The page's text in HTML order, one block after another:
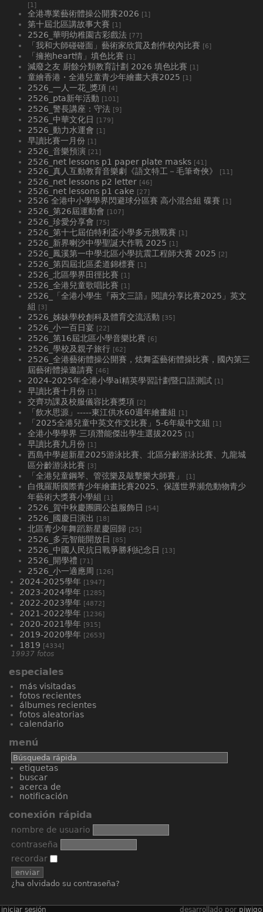
[1]
全港專業藝術體操公開賽2026 [1]
第十屆北區講故事大賽 [1]
2526_華明幼稚園古彩戲法 [77]
「我和大師碰碰面」藝術家欣賞及創作校內比賽 [6]
「擁抱heart情」填色比賽 [1]
減廢之友 廚餘分類教育計劃 2026 填色比賽 [1]
童繪香港・全港兒童青少年繪畫大賽2025 [1]
2526_一人一花_獎項 [4]
2526_pta新年活動 [101]
2526_警長講座：守法 [9]
2526_中華文化日 [179]
2526_動力水運會 [1]
早讀比賽一月份 [1]
2526_音樂預演 [21]
2526_net lessons p1 paper plate masks [41]
2526_真人互動教育音樂劇《語文特工－毛筆奇俠》 [11]
2526_net lessons p2 letter [46]
2526_net lessons p1 cake [27]
2526 全港中小學學界閃避球分區賽 高小混合組 碟賽 [1]
2526_第26屆運動會 [107]
2526_珍愛分享會 [75]
2526_第十七屆伯特利盃小學多元挑戰賽 [1]
2526_新界喇沙中學聖誕大作戰 2025 [1]
2526_鳳溪第一中學北區小學抗震工程師大賽 2025 [2]
2526_第四屆北區柔道錦標賽 [1]
2526_北區學界田徑比賽 [1]
2526_全港兒童歌唱比賽 [1]
2526_「全港小學生『兩文三語』閱讀分享比賽2025」英文
組 [3]
2526_姊妹學校創科及體育交流活動 [35]
2526_小一百日宴 [22]
2526_第16屆北區小學音樂比賽 [6]
2526_學校及親子旅行 [62]
2526_全港藝術體操公開賽，炫舞盃藝術體操比賽，國內第三
屆藝術體操邀請賽 [46]
2024-2025年全港小學ai精英學習計劃暨口語測試 [1]
早讀比賽十月份 [1]
交齊功課及校服儀容比賽獎項 [2]
「飲水思源」-----東江供水60週年繪畫組 [1]
「2025全港兒童中英文作文比賽」5-6年級中文組 [1]
全港小學學界 三項潛能傑出學生選拔2025 [1]
早讀比賽九月份 [1]
西島中學超新星2025游泳比賽、北區分齡游泳比賽、九龍城
區分齡游泳比賽 [3]
「全港兒童鋼琴、管弦樂及敲擊樂大師賽」 [1]
白俄羅斯國際青少年繪畫比賽2025、⁠保護世界瀕危動物青少
年藝術大獎賽小學組 [1]
2526_賀中秋慶團圓公益服飾日 [54]
2526_國慶日演出 [18]
北區青少年舞蹈新星慶回歸 [25]
2526_多元智能開放日 [85]
2526_中國人民抗日戰爭勝利紀念日 [13]
2526_開學禮 [71]
2526_小一適應周 [126]
2024-2025學年 [1947]
2023-2024學年 [1285]
2022-2023學年 [4872]
2021-2022學年 [1236]
2020-2021學年 [915]
2019-2020學年 [2653]
1819 [4334]
19937 fotos
especiales
más visitadas
fotos recientes
álbumes recientes
fotos aleatorias
calendario
menú
etiquetas
buscar
acerca de
notificación
conexión rápida
nombre de usuario
contraseña
recordar
¿ha olvidado su contraseña?
iniciar sesión desarrollado por piwigo